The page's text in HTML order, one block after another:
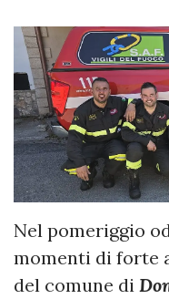
Nel pomeriggio
momenti di forte
del comune di